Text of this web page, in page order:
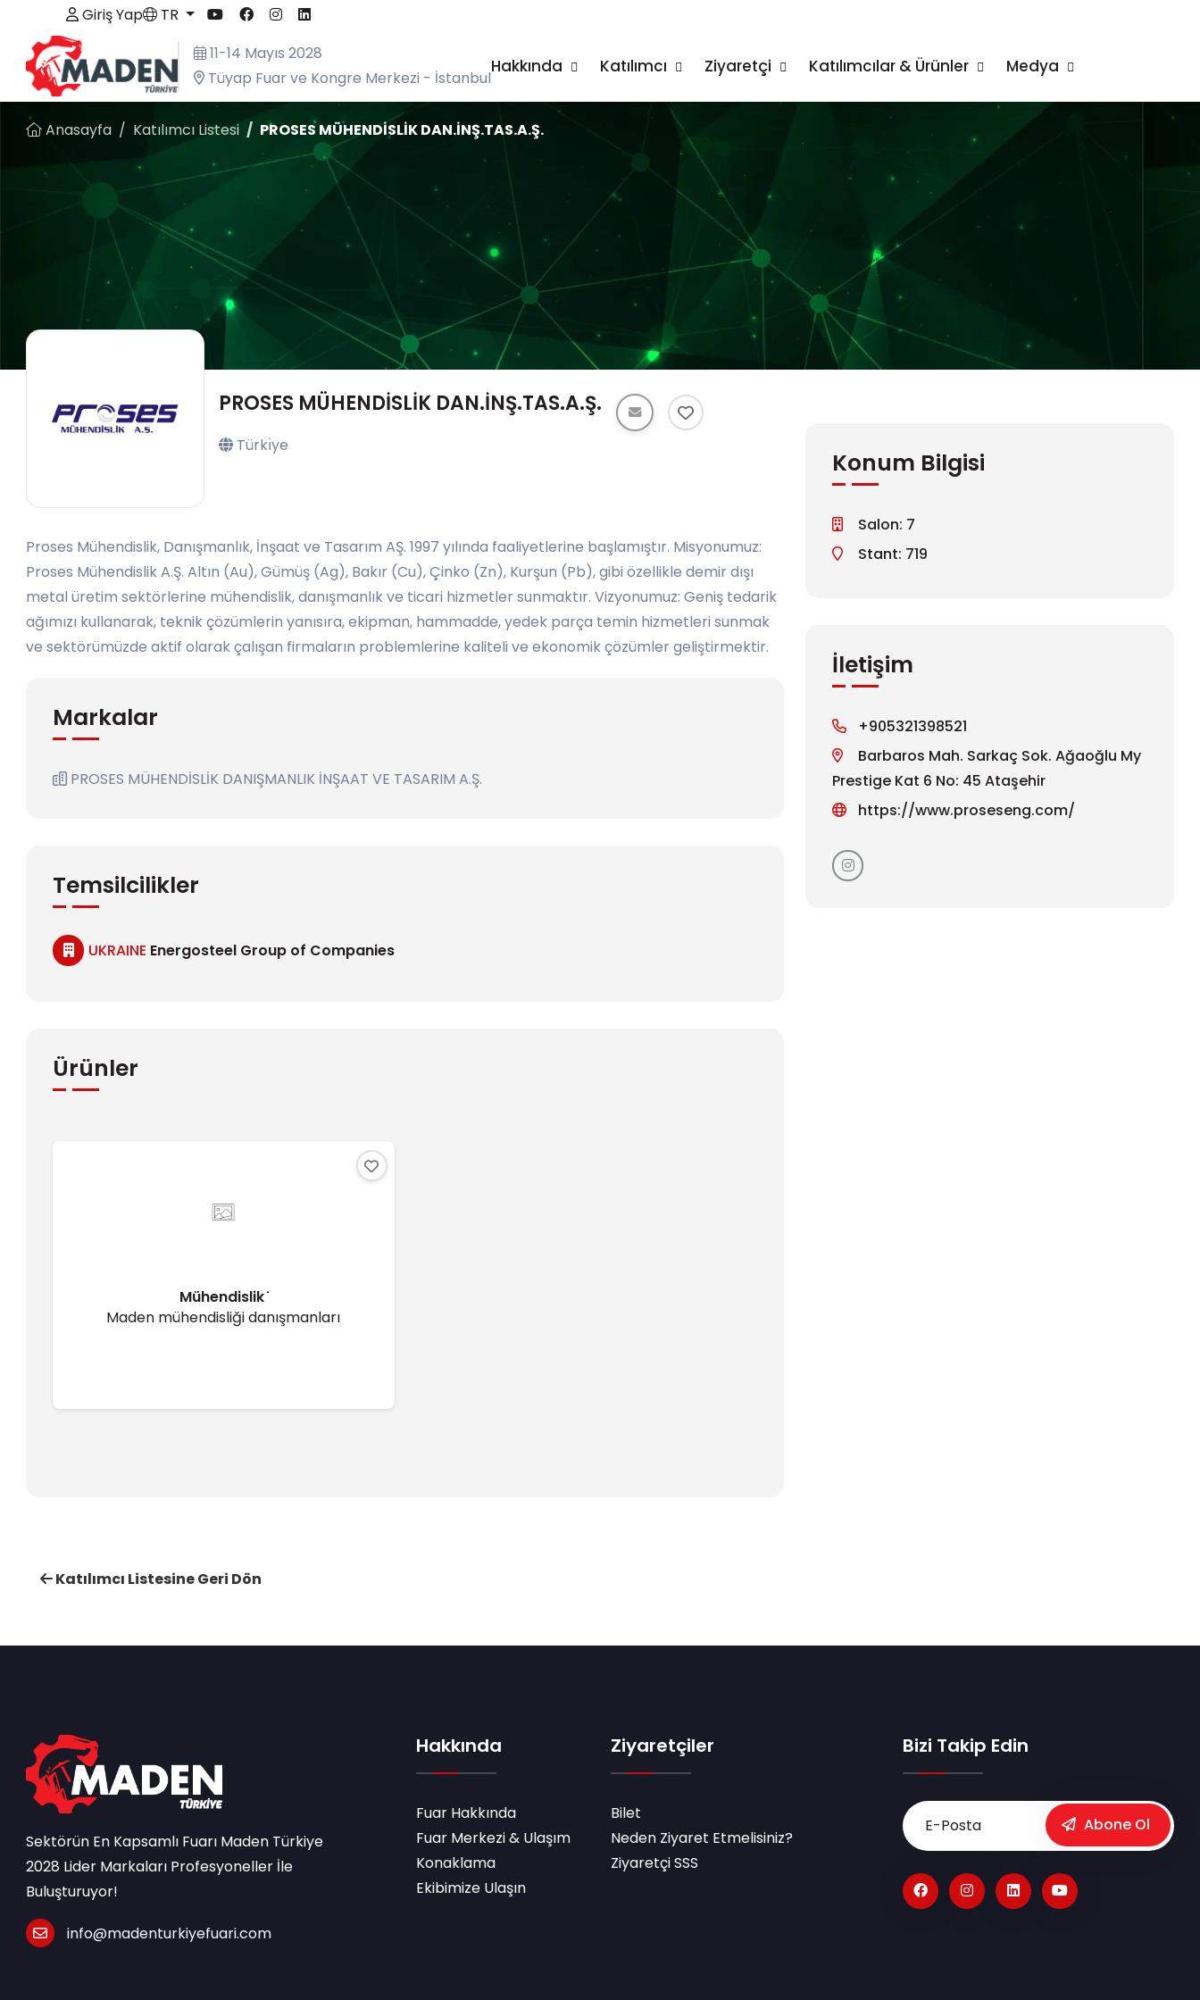
Giriş Yap
TR
11-14 Mayıs 2028
Tüyap Fuar ve Kongre Merkezi - İstanbul
Hakkında Katılımcı Ziyaretçi Katılımcılar & Ürünler Medya
Anasayfa Katılımcı Listesi PROSES MÜHENDİSLİK DAN.İNŞ.TAS.A.Ş.
PROSES MÜHENDİSLİK DAN.İNŞ.TAS.A.Ş.
Türkı̇ye
Proses Mühendislik, Danışmanlık, İnşaat ve Tasarım AŞ. 1997 yılında faaliyetlerine başlamıştır. Misyonumuz:
Proses Mühendislik A.Ş. Altın (Au), Gümüş (Ag), Bakır (Cu), Çinko (Zn), Kurşun (Pb), gibi özellikle demir dışı
metal üretim sektörlerine mühendislik, danışmanlık ve ticari hizmetler sunmaktır. Vizyonumuz: Geniş tedarik
ağımızı kullanarak, teknik çözümlerin yanısıra, ekipman, hammadde, yedek parça temin hizmetleri sunmak
ve sektörümüzde aktif olarak çalışan firmaların problemlerine kaliteli ve ekonomik çözümler geliştirmektir.
Markalar
PROSES MÜHENDİSLİK DANIŞMANLIK İNŞAAT VE TASARIM A.Ş.
Temsilcilikler
UKRAINE Energosteel Group of Companies
Ürünler
Mühendislik ̇
Maden mühendisliği danışmanları
Konum Bilgisi
Salon: 7
Stant: 719
İletişim
+905321398521
Barbaros Mah. Sarkaç Sok. Ağaoğlu My
Prestige Kat 6 No: 45 Ataşehir
https://www.proseseng.com/
Katılımcı Listesine Geri Dön
Sektörün En Kapsamlı Fuarı Maden Türkiye
2028 Lider Markaları Profesyoneller İle
Buluşturuyor!
info@madenturkiyefuari.com
Hakkında
Fuar Hakkında
Fuar Merkezi & Ulaşım
Konaklama
Ekibimize Ulaşın
Ziyaretçiler
Bilet
Neden Ziyaret Etmelisiniz?
Ziyaretçi SSS
Bizi Takip Edin
Abone Ol